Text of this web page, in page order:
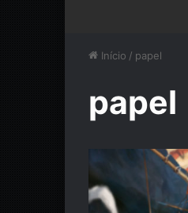
Início / papel
papel